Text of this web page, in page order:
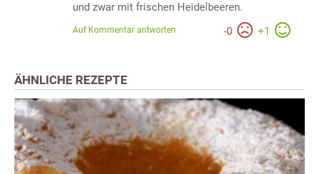
und zwar mit frischen Heidelbeeren.
-0 +1
Auf Kommentar antworten
ÄHNLICHE REZEPTE